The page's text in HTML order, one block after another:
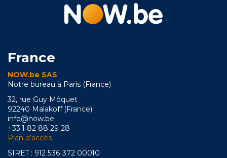
France
NOW.be SAS
Notre bureau à Paris (France)
32, rue Guy Môquet
92240 Malakoff (France)
info@now.be
+33 1 82 88 29 28
Plan d’accès
SIRET : 912 536 372 00010